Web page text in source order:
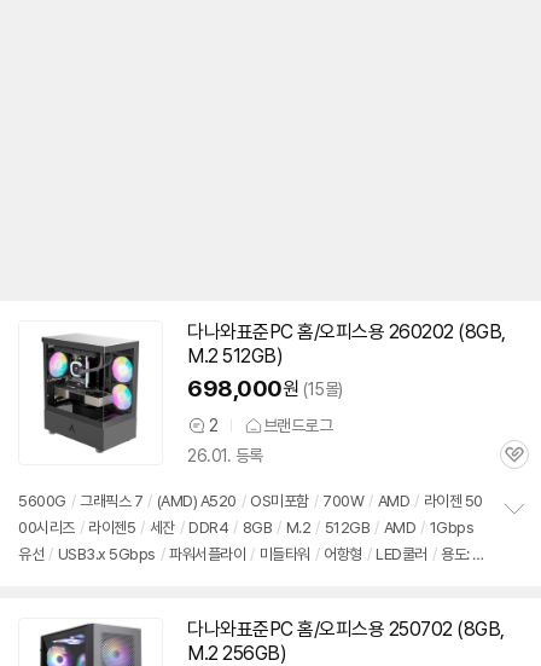
다나와표준PC 홈/오피스용 260202 (8GB,
M.2 512GB)
698,000원 (15몰)
상
품
견
2
브랜드로그
26.01. 등록
관
5600G / 그래픽스 7 / (AMD) A520 / OS미포함 / 700W / AMD / 라이젠 50
00시리즈 / 라이젠5 / 세잔 / DDR4 / 8GB / M.2 / 512GB / AMD / 1Gbps
유선 / USB3.x 5Gbps / 파워서플라이 / 미들타워 / 어항형 / LED쿨러 / 용도: 사
다나와표준PC 홈/오피스용 250702 (8GB,
M.2 256GB)